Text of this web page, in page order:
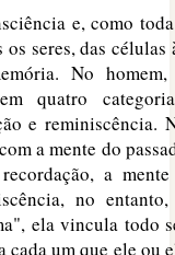
e, como
seres, das células
No
quatro
e reminiscência.
a mente do
a
no
ela vincula todo
cada um que ele ou